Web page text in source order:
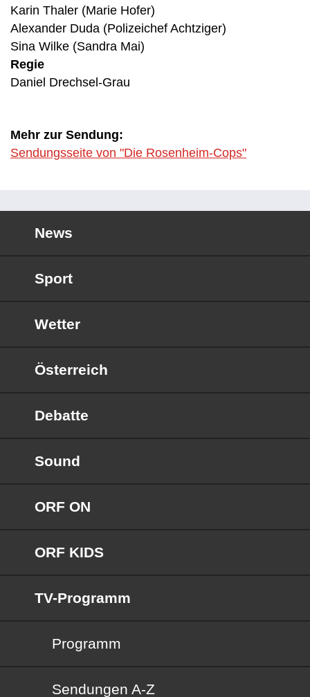
Karin Thaler (Marie Hofer)
Alexander Duda (Polizeichef Achtziger)
Sina Wilke (Sandra Mai)
Regie
Daniel Drechsel-Grau
Mehr zur Sendung:
Sendungsseite von "Die Rosenheim-Cops"
News
Sport
Wetter
Österreich
Debatte
Sound
ORF ON
ORF KIDS
TV-Programm
Programm
Sendungen von A bis Z
Sendungen A-Z